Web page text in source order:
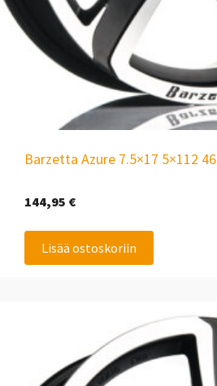
Barzetta Azure 7.5×17 5×112 46
144,95 €
Lisää ostoskoriin